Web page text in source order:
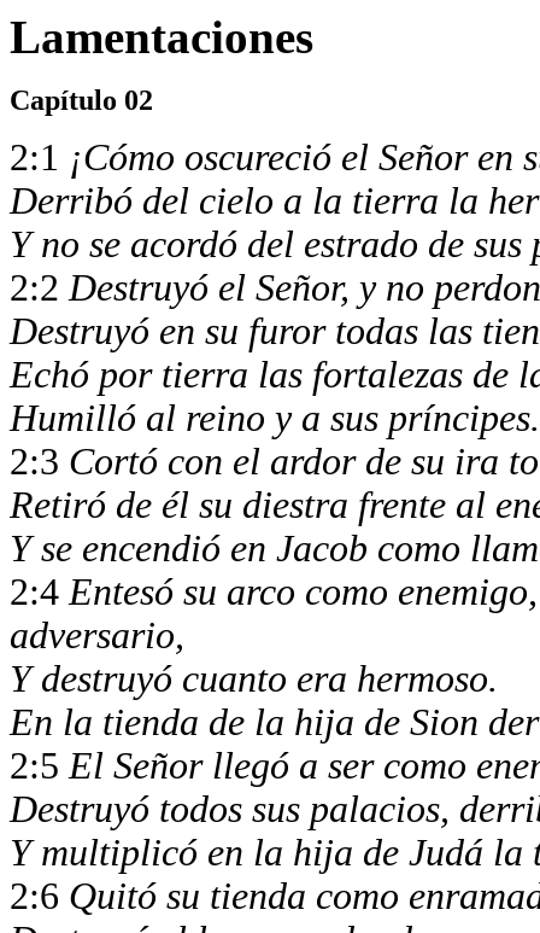
Lamentaciones
Capítulo 02
2:1 ¡Cómo oscureció el Señor
Derribó del cielo a la tierra la
Y no se acordó del estrado de
2:2Destruyó el Señor, y no
Destruyó en su furor todas las
Echó por tierra las fortalezas de
Humilló al reino y a sus
2:3 Cortó con el ardor de su ira
Retiró de él su diestra frente al
Y se encendió en Jacob como
2:4Entesó su arco como
adversario,
Y destruyó cuanto era hermoso.
En la tienda de la hija de Sion
2:5El Señor llegó a ser como
Destruyó todos sus palacios,
Y multiplicó en la hija de Judá la
2:6 Quitó su tienda como